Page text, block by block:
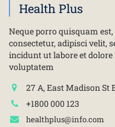
Health Plus
Neque porro quisquam
consectetur, adipisci velit,
incidunt ut labore et
voluptatem
27 A, East Madison St
+1800 000 123
healthplus@info.com